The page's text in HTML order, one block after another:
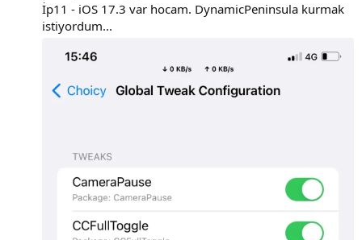
İp11 - iOS 17.3 var hocam. DynamicPeninsula kurmak
istiyordum...